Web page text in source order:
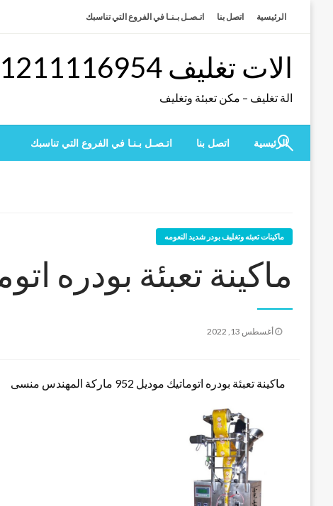
الرئيسية اتصل بنا اتـصـل بـنـا في الفروع التي تناسبك
الات تغليف 01211116954 – 01211116956 – 01211116958
الة تغليف – مكن تعبئة وتغليف
الرئيسية اتصل بنا اتـصـل بـنـا في الفروع التي تناسبك
ماكينات تعبئه وتغليف بودر شديد النعومه
ماكينة تعبئة بودره
نُشر
أغسطس 13, 2022
ماكينة تعبئة بودره اتوماتيك موديل 952 ماركة المهندس منسى